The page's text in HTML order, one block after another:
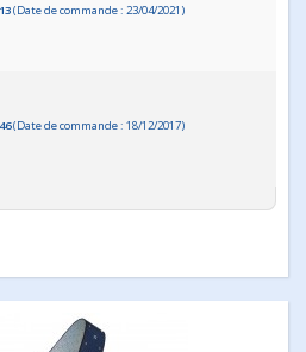
(Date de commande : 23/04/2021)
(Date de commande : 18/12/2017)